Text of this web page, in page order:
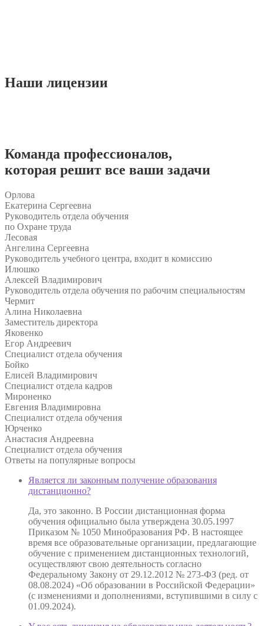
Наши лицензии
Команда профессионалов,
которая решит все ваши задачи
Орлова
Екатерина Сергеевна
Руководитель отдела обучения
по Охране труда
Лесовая
Ангелина Сергеевна
Руководитель учебного центра, входит в комиссию
Илюшко
Алексей Владимирович
Руководитель отдела обучения по рабочим специальностям
Чермит
Алина Николаевна
Заместитель директора
Яковенко
Егор Андреевич
Специалист отдела обучения
Бойко
Елисей Владимирович
Специалист отдела кадров
Мироненко
Евгения Владимировна
Специалист отдела обучения
Юрченко
Анастасия Андреевна
Специалист отдела обучения
Ответы на популярные вопросы
Является ли законным получение образования
дистанционно?
Да, это законно. В России дистанционная форма
обучения официально была утверждена 30.05.1997
Приказом № 1050 Минобразования РФ. В настоящее
время все образовательные организации, предлагающие
обучение с применением дистанционных технологий,
осуществляют свою деятельность согласно
Федеральному Закону от 29.12.2012 № 273-ФЗ (ред. от
08.08.2024) «Об образовании в Российской Федерации»
(с изменениями и дополнениями, вступившими в силу с
01.09.2024).